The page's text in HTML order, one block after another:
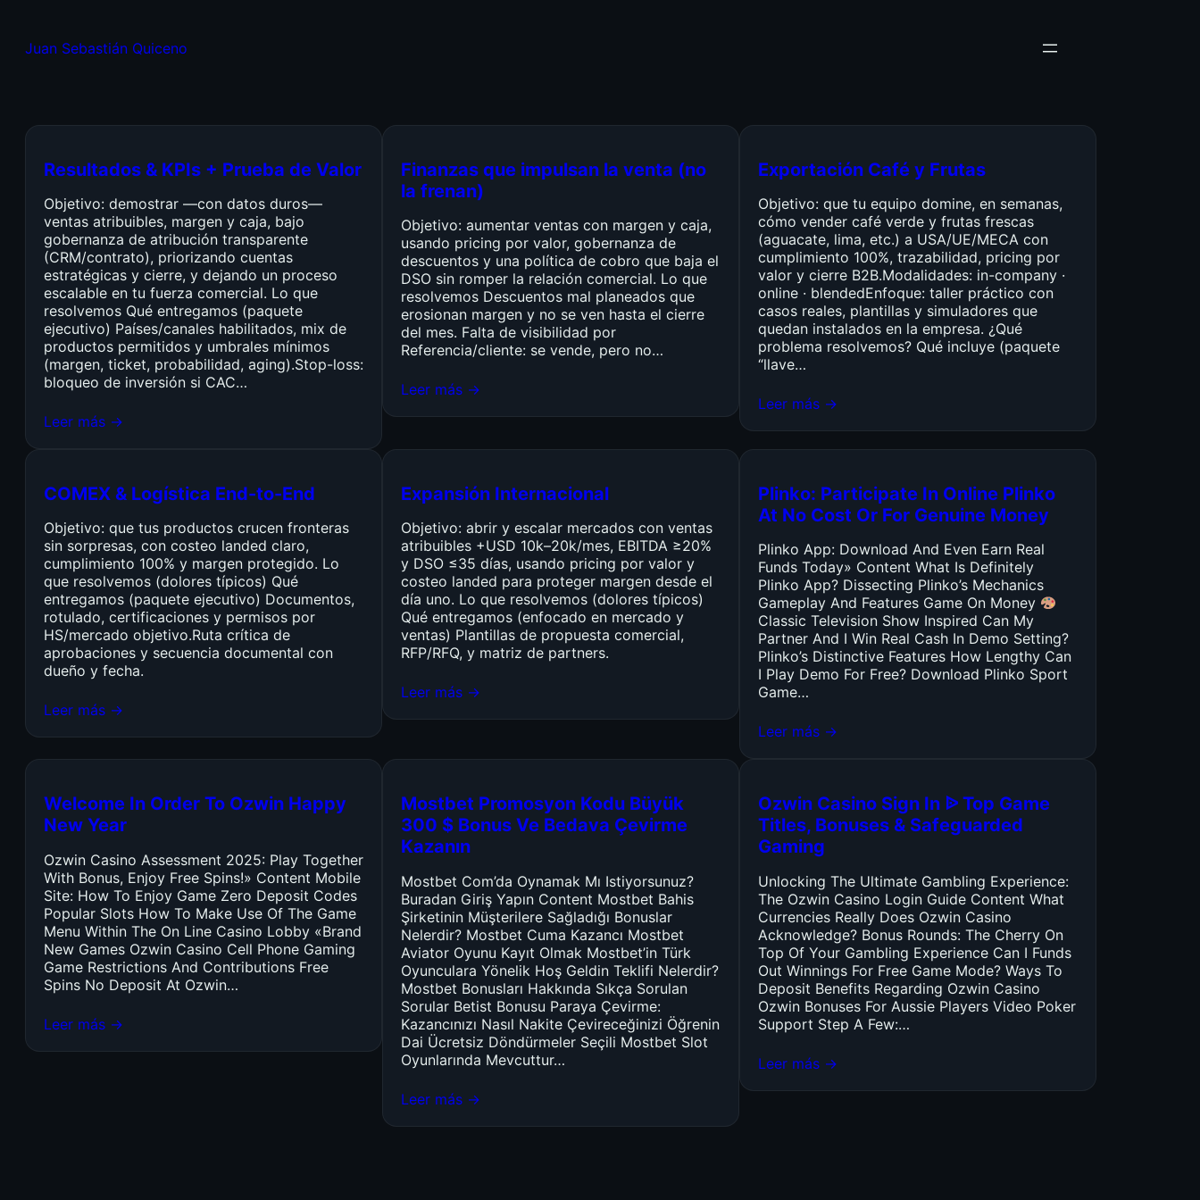
Juan Sebastián Quiceno
Resultados & KPIs + Prueba de Valor
Objetivo: demostrar —con datos duros—
ventas atribuibles, margen y caja, bajo
gobernanza de atribución transparente
(CRM/contrato), priorizando cuentas
estratégicas y cierre, y dejando un proceso
escalable en tu fuerza comercial. Lo que
resolvemos Qué entregamos (paquete
ejecutivo) Países/canales habilitados, mix de
productos permitidos y umbrales mínimos
(margen, ticket, probabilidad, aging).Stop-loss:
bloqueo de inversión si CAC…
Leer más →
Finanzas que impulsan la venta (no
la frenan)
Objetivo: aumentar ventas con margen y caja,
usando pricing por valor, gobernanza de
descuentos y una política de cobro que baja el
DSO sin romper la relación comercial. Lo que
resolvemos Descuentos mal planeados que
erosionan margen y no se ven hasta el cierre
del mes. Falta de visibilidad por
Referencia/cliente: se vende, pero no…
Leer más →
Exportación Café y Frutas
Objetivo: que tu equipo domine, en semanas,
cómo vender café verde y frutas frescas
(aguacate, lima, etc.) a USA/UE/MECA con
cumplimiento 100%, trazabilidad, pricing por
valor y cierre B2B.Modalidades: in-company ·
online · blendedEnfoque: taller práctico con
casos reales, plantillas y simuladores que
quedan instalados en la empresa. ¿Qué
problema resolvemos? Qué incluye (paquete
“llave…
Leer más →
COMEX & Logística End-to-End
Objetivo: que tus productos crucen fronteras
sin sorpresas, con costeo landed claro,
cumplimiento 100% y margen protegido. Lo
que resolvemos (dolores típicos) Qué
entregamos (paquete ejecutivo) Documentos,
rotulado, certificaciones y permisos por
HS/mercado objetivo.Ruta crítica de
aprobaciones y secuencia documental con
dueño y fecha.
Leer más →
Expansión Internacional
Objetivo: abrir y escalar mercados con ventas
atribuibles +USD 10k–20k/mes, EBITDA ≥20%
y DSO ≤35 días, usando pricing por valor y
costeo landed para proteger margen desde el
día uno. Lo que resolvemos (dolores típicos)
Qué entregamos (enfocado en mercado y
ventas) Plantillas de propuesta comercial,
RFP/RFQ, y matriz de partners.
Leer más →
Plinko: Participate In Online Plinko
At No Cost Or For Genuine Money
Plinko App: Download And Even Earn Real
Funds Today» Content What Is Definitely
Plinko App? Dissecting Plinko’s Mechanics
Gameplay And Features Game On Money
Classic Television Show Inspired Can My
Partner And I Win Real Cash In Demo Setting?
Plinko’s Distinctive Features How Lengthy Can
I Play Demo For Free? Download Plinko Sport
Game…
Leer más →
Welcome In Order To Ozwin Happy
New Year
Ozwin Casino Assessment 2025: Play Together
With Bonus, Enjoy Free Spins!» Content Mobile
Site: How To Enjoy Game Zero Deposit Codes
Popular Slots How To Make Use Of The Game
Menu Within The On Line Casino Lobby «Brand
New Games Ozwin Casino Cell Phone Gaming
Game Restrictions And Contributions Free
Spins No Deposit At Ozwin…
Leer más →
Mostbet Promosyon Kodu Büyük
300 $ Bonus Ve Bedava Çevirme
Kazanın
Mostbet Com’da Oynamak Mı Istiyorsunuz?
Buradan Giriş Yapın Content Mostbet Bahis
Şirketinin Müşterilere Sağladığı Bonuslar
Nelerdir? Mostbet Cuma Kazancı Mostbet
Aviator Oyunu Kayıt Olmak Mostbet’in Türk
Oyunculara Yönelik Hoş Geldin Teklifi Nelerdir?
Mostbet Bonusları Hakkında Sıkça Sorulan
Sorular Betist Bonusu Paraya Çevirme:
Kazancınızı Nasıl Nakite Çevireceğinizi Öğrenin
Dai Ücretsiz Döndürmeler Seçili Mostbet Slot
Oyunlarında Mevcuttur…
Leer más →
Ozwin Casino Sign In ᐉ Top Game
Titles, Bonuses & Safeguarded
Gaming
Unlocking The Ultimate Gambling Experience:
The Ozwin Casino Login Guide Content What
Currencies Really Does Ozwin Casino
Acknowledge? Bonus Rounds: The Cherry On
Top Of Your Gambling Experience Can I Funds
Out Winnings For Free Game Mode? Ways To
Deposit Benefits Regarding Ozwin Casino
Ozwin Bonuses For Aussie Players Video Poker
Support Step A Few:…
Leer más →